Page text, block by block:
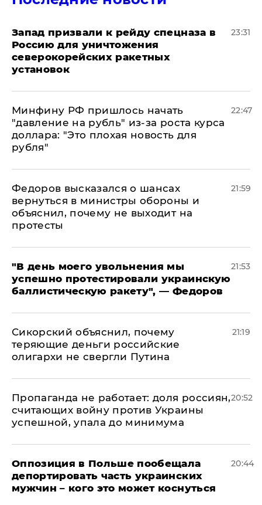
Запад призвали к рейду спецназа в
Россию для уничтожения
северокорейских ракетных
установок
23:31
Минфину РФ пришлось начать
"давление на рубль" из-за роста курса
доллара: "Это плохая новость для
рубля"
22:47
Федоров высказался о шансах
вернуться в министры обороны и
объяснил, почему не выходит на
протесты
21:59
​"В день моего увольнения мы
успешно протестировали украинскую
баллистическую ракету", — Федоров
21:53
Сикорский объяснил, почему
теряющие деньги российские
олигархи не свергли Путина
21:19
​Пропаганда не работает: доля россиян,
считающих войну против Украины
успешной, упала до минимума
20:52
Оппозиция в Польше пообещала
депортировать часть украинских
мужчин – кого это может коснуться
20:44